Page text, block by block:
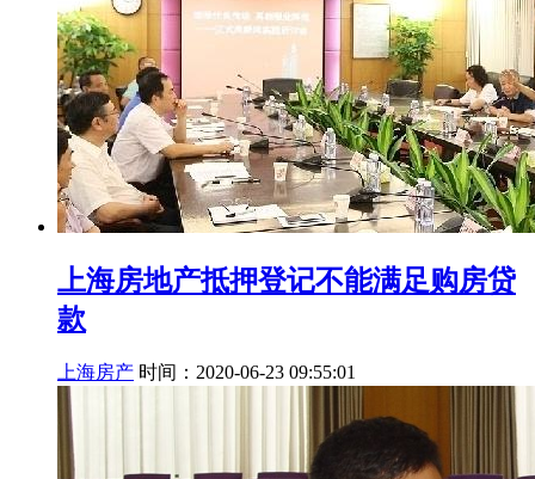
上海房地产抵押登记不能满足购房贷
款
上海房产 时间：2020-06-23 09:55:01